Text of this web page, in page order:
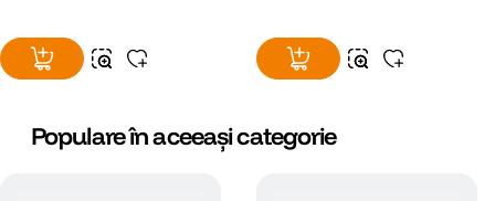
Populare în aceeași categorie